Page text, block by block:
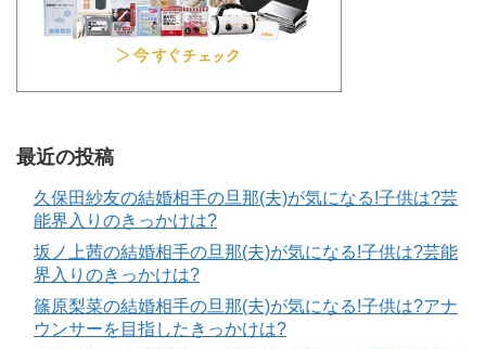
最近の投稿
久保田紗友の結婚相手の旦那(夫)が気になる!子供は?芸
能界入りのきっかけは?
坂ノ上茜の結婚相手の旦那(夫)が気になる!子供は?芸能
界入りのきっかけは?
篠原梨菜の結婚相手の旦那(夫)が気になる!子供は?アナ
ウンサーを目指したきっかけは?